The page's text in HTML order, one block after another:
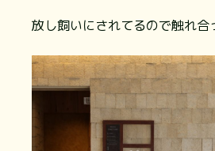
放し飼いにされてるので触れ合